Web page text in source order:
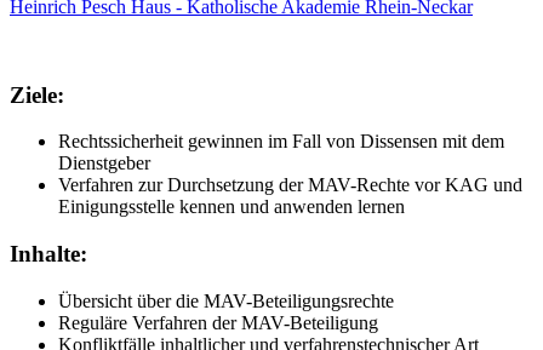
Heinrich Pesch Haus - Katholische Akademie Rhein-Neckar
Ziele:
Rechtssicherheit gewinnen im Fall von Dissensen mit dem
Dienstgeber
Verfahren zur Durchsetzung der MAV-Rechte vor KAG und
Einigungsstelle kennen und anwenden lernen
Inhalte:
Übersicht über die MAV-Beteiligungsrechte
Reguläre Verfahren der MAV-Beteiligung
Konfliktfälle inhaltlicher und verfahrenstechnischer Art